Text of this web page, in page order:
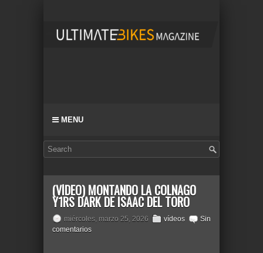
MENU
(VÍDEO) MONTANDO LA COLNAGO
Y1RS DARK DE ISAAC DEL TORO
miércoles, marzo 25, 2026 vídeos
Sin
comentarios